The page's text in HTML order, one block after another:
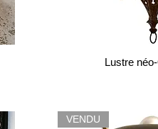
Lustre
VENDU